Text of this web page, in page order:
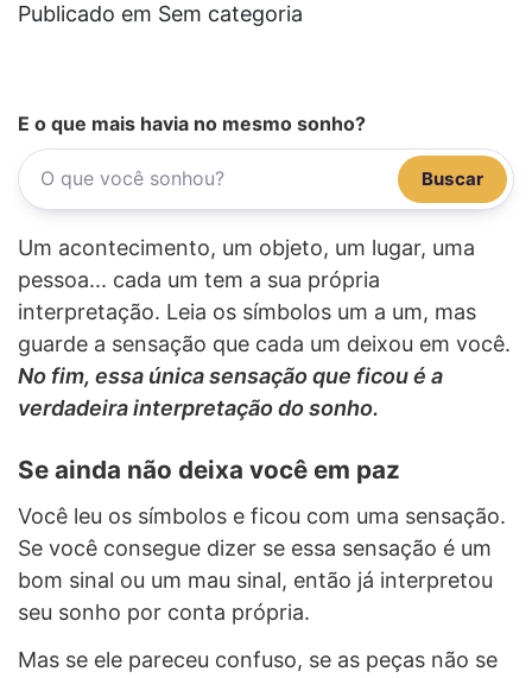
Publicado em Sem categoria
E o que mais havia no mesmo sonho?
Buscar
Um acontecimento, um objeto, um lugar, uma
pessoa... cada um tem a sua própria
interpretação. Leia os símbolos um a um, mas
guarde a sensação que cada um deixou em você.
No fim, essa única sensação que ficou é a
verdadeira interpretação do sonho.
Se ainda não deixa você em paz
Você leu os símbolos e ficou com uma sensação.
Se você consegue dizer se essa sensação é um
bom sinal ou um mau sinal, então já interpretou
seu sonho por conta própria.
Mas se ele pareceu confuso, se as peças não se